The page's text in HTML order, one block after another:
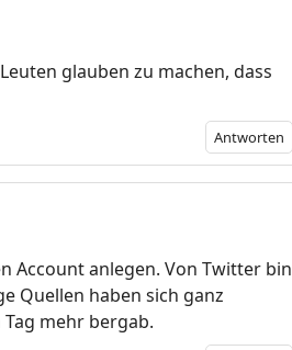
glauben zu machen, dass
Antworten
Account anlegen. Von Twitter bin
Quellen haben sich ganz
mehr bergab.